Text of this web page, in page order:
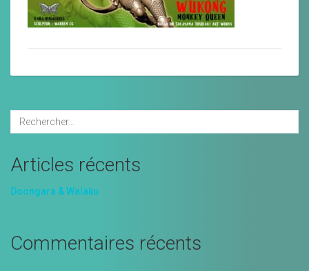
Articles récents
Doongara & Walaku
Commentaires récents